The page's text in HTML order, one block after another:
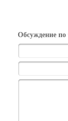
Обсуждение по